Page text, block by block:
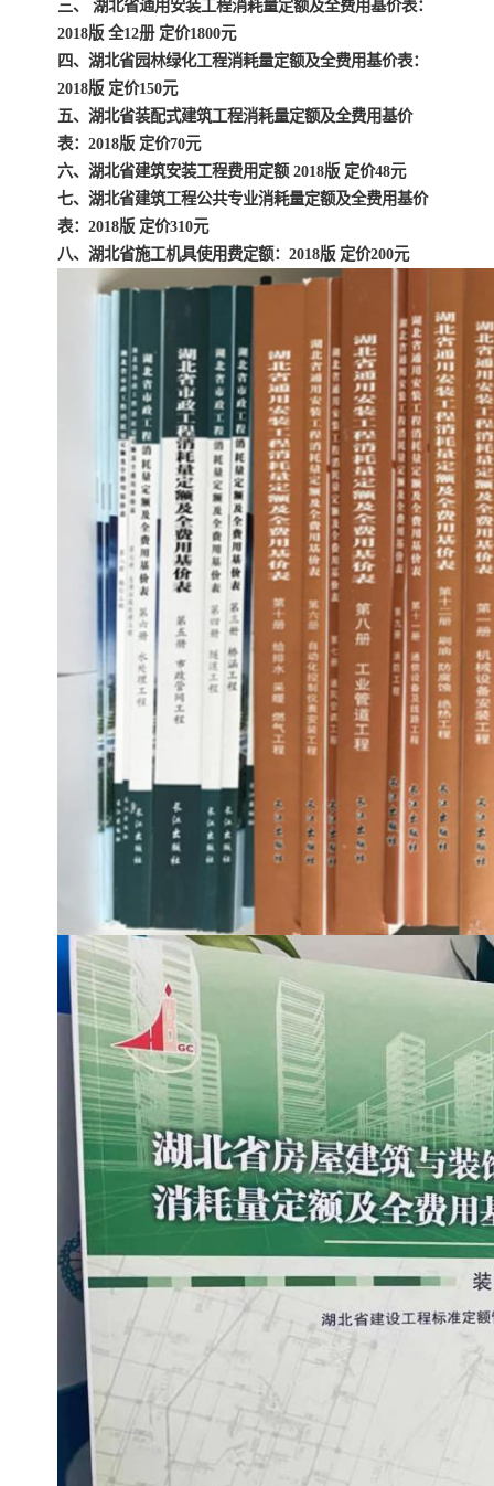
三、 湖北省通用安装工程消耗量定额及全费用基价表：
2018版 全12册 定价1800元
四、湖北省园林绿化工程消耗量定额及全费用基价表：
2018版 定价150元
五、湖北省装配式建筑工程消耗量定额及全费用基价
表：2018版 定价70元
六、湖北省建筑安装工程费用定额 2018版 定价48元
七、湖北省建筑工程公共专业消耗量定额及全费用基价
表：2018版 定价310元
八、湖北省施工机具使用费定额：2018版 定价200元
云南省建设工程预算定额 2020民法典
陕西省水利工程概预算定 宁夏建设工程计价定额
冶金工业建设工程概算定 河北省建设工程消耗量定
额
天津建设工程预算定额
算定额
广东省水利水电概预算定 全国消耗量工程定额
北京市建设工程消耗量定
额